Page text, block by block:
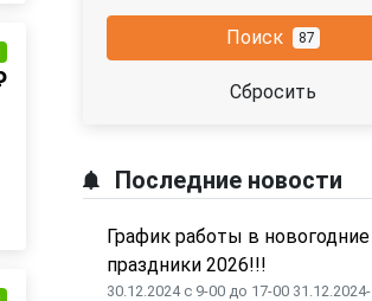
Поиск 87
Сбросить
Последние новости
График работы в новогодние
праздники 2026!!!
30.12.2024 с 9-00 до 17-00 31.12.2024-